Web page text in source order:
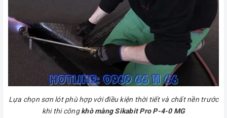
Lựa chọn sơn lót phù hợp với điều kiện thời tiết và chất nền trước
khi thi côngkhò màng Sikabit Pro P-4-0 MG